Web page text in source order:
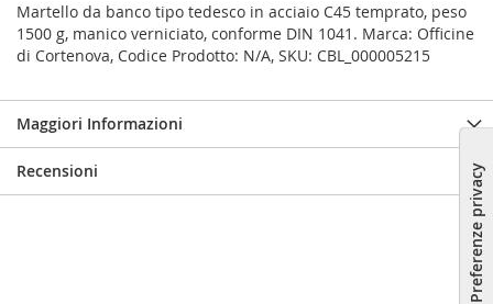
Martello da banco tipo tedesco in acciaio C45 temprato, peso
1500 g, manico verniciato, conforme DIN 1041. Marca: Officine
di Cortenova, Codice Prodotto: N/A, SKU: CBL_000005215
Maggiori Informazioni
Recensioni